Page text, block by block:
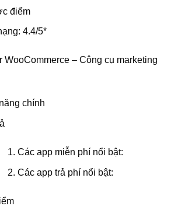
điểm
4.4/5*
WooCommerce – Công cụ marketing
chính
Các app miễn phí nổi bật:
Các app trả phí nổi bật: